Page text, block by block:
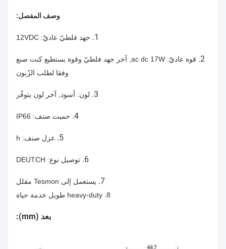
وصف المفصل:
1. جهد فلطيّ عاديّ: 12VDC
2.
قوة عاديّ: ac dc 17W, آخر جهد فلطيّ وقوة يستطيع كنت صنع
وفقا لطلب الزّبون
3. لون: أسود, آخر لون يتوفّر
4. حميت صنف: IP66
5. عزل صنف: h
6. توصيل نوع: DEUTCH
7. يستعمل إلى Tesmon مقلل
8. heavy-duty طويل خدمة حياة
بعد (mm):